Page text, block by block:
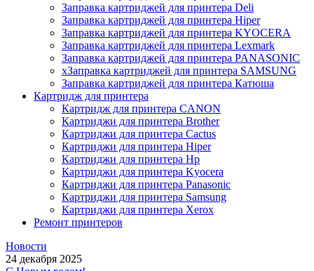
Заправка картриджей для принтера Deli
Заправка картриджей для принтера Hiper
Заправка картриджей для принтера KYOCERA
Заправка картриджей для принтера Lexmark
Заправка картриджей для принтера PANASONIC
xЗаправка картриджей для принтера SAMSUNG
Заправка картриджей для принтера Катюша
Картридж для принтера
Картридж для принтера CANON
Картриджи для принтера Brother
Картриджи для принтера Cactus
Картриджи для принтера Hiper
Картриджи для принтера Hp
Картриджи для принтера Kyocera
Картриджи для принтера Panasonic
Картриджи для принтера Samsung
Картриджи для принтера Xerox
Ремонт принтеров
Новости
24 декабря 2025